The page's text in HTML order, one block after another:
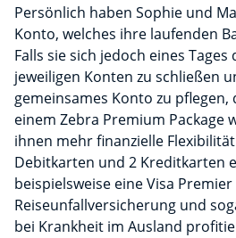
Persönlich haben Sophie und
Konto, welches ihre laufenden
Falls sie sich jedoch eines
jeweiligen Konten zu schließen
gemeinsames Konto zu pflegen,
einem Zebra Premium Package
ihnen mehr finanzielle
Debitkarten und 2 Kreditkarten
beispielsweise eine Visa
Reiseunfallversicherung und
bei Krankheit im Ausland